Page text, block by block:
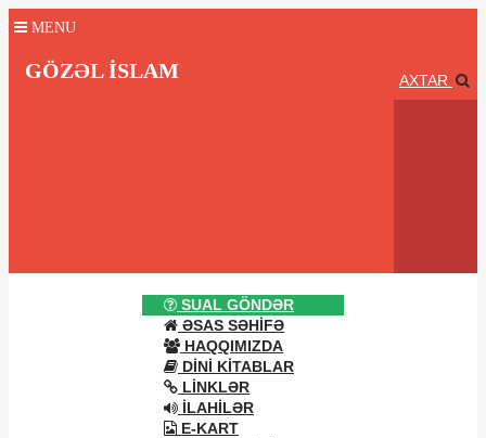
MENU
GÖZƏL İSLAM AXTAR
SUAL GÖNDƏR
ƏSAS SƏHIFƏ
HAQQIMIZDA
DINI KITABLAR
LINKLƏR
İLAHILƏR
E-KART